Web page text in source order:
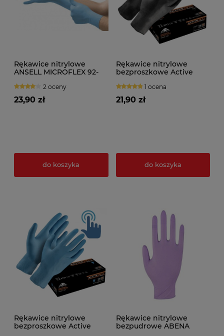
Rękawice nitrylowe
ANSELL MICROFLEX 92-
2 oceny
23,90 zł
do koszyka
Rękawice nitrylowe
bezproszkowe Active
czarne
1 ocena
21,90 zł
do koszyka
Rękawice nitrylowe
bezproszkowe Active
Rękawice nitrylowe
bezpudrowe ABENA